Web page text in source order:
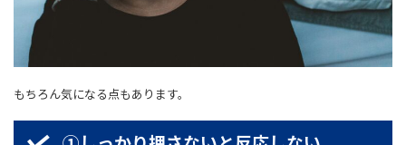
もちろん気になる点もあります。